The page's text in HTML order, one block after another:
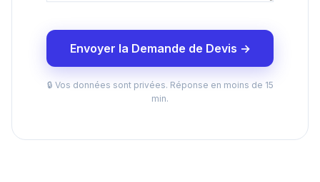
Envoyer la Demande de Devis →
🔒 Vos données sont privées. Réponse en moins de 15
min.